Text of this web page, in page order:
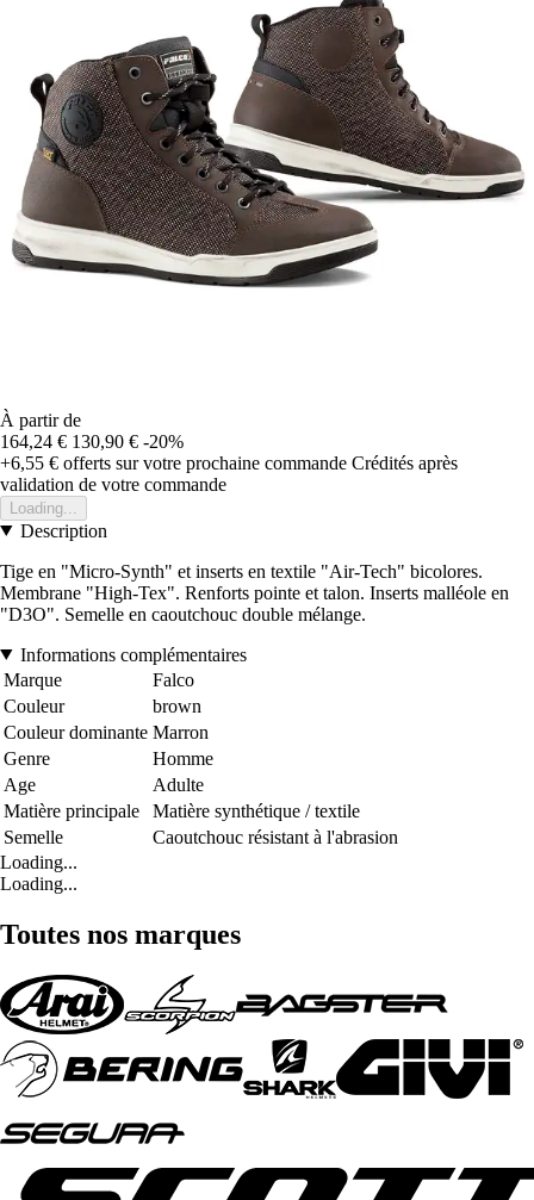
À partir de
164,24 € 130,90 € -20%
+6,55 € offerts sur votre prochaine commande Crédités après
validation de votre commande
Loading...
Description
Tige en "Micro-Synth" et inserts en textile "Air-Tech" bicolores.
Membrane "High-Tex". Renforts pointe et talon. Inserts malléole en
"D3O". Semelle en caoutchouc double mélange.
Informations complémentaires
Marque
Falco
Couleur
brown
Couleur dominante Marron
Genre
Homme
Age
Adulte
Matière principale
Matière synthétique / textile
Semelle
Caoutchouc résistant à l'abrasion
Loading...
Loading...
Toutes nos marques